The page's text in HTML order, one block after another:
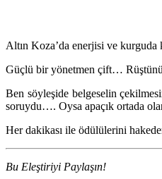
Altın Koza’da enerjisi ve
Güçlü bir yönetmen çift…
Ben söyleşide belgeselin
soruydu…. Oysa apaçık ortada
Her dakikası ile ödülülerini
Bu Eleştiriyi Paylaşın!